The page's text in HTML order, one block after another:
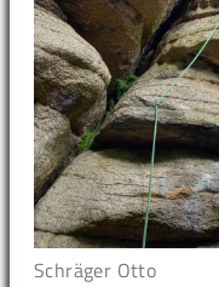
Schräger Otto